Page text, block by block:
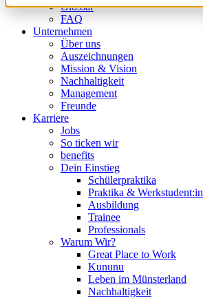
Glossar
FAQ
Unternehmen
Über uns
Auszeichnungen
Mission & Vision
Nachhaltigkeit
Management
Freunde
Karriere
Jobs
So ticken wir
benefits
Dein Einstieg
Schülerpraktika
Praktika & Werkstudent:in
Ausbildung
Trainee
Professionals
Warum Wir?
Great Place to Work
Kununu
Leben im Münsterland
Nachhaltigkeit